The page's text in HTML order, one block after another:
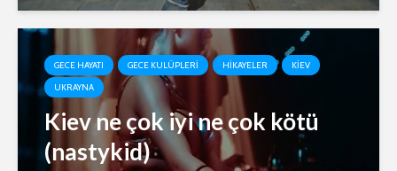
GECE HAYATI GECE KULÜPLERI HIKAYELER
KIEV
UKRAYNA
Kiev ne çok iyi ne çok kötü
(nastykid)